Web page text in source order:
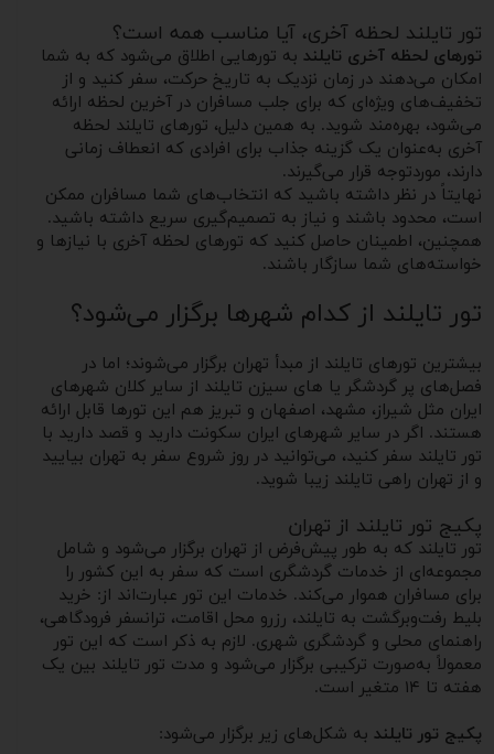
تور تایلند لحظه آخری، آیا مناسب همه است؟
تورهای لحظه آخری تایلند به تورهایی اطلاق می‌شود که به شما
امکان می‌دهند در زمان نزدیک به تاریخ حرکت، سفر کنید و از
تخفیف‌های ویژه‌ای که برای جلب مسافران در آخرین لحظه ارائه
می‌شود، بهره‌مند شوید. به همین دلیل، تورهای تایلند لحظه
آخری به‌عنوان یک گزینه جذاب برای افرادی که انعطاف زمانی
دارند، موردتوجه قرار می‌گیرند.
نهایتاً در نظر داشته باشید که انتخاب‌های شما مسافران ممکن
است، محدود باشند و نیاز به تصمیم‌گیری سریع داشته باشید.
همچنین، اطمینان حاصل کنید که تورهای لحظه آخری با نیازها و
خواسته‌های شما سازگار باشند.
تور تایلند از کدام شهرها برگزار می‌شود؟
بیشترین تورهای تایلند از مبدأ تهران برگزار می‌شوند؛ اما در
فصل‌های پر گردشگر یا های سیزن تایلند از سایر کلان ‌شهرهای
ایران مثل شیراز، مشهد، اصفهان و تبریز هم این تورها قابل ‌ارائه
هستند. اگر در سایر شهرهای ایران سکونت دارید و قصد دارید با
تور تایلند سفر کنید، می‌توانید در روز شروع سفر به تهران بیایید
و از تهران راهی تایلند زیبا شوید.
پکیج تور تایلند از تهران
تور تایلند که به طور پیش‌فرض از تهران برگزار می‌شود و شامل
مجموعه‌ای از خدمات گردشگری است که سفر به این کشور را
برای مسافران هموار می‌کند. خدمات این تور عبارت‌اند از: خرید
بلیط رفت‌وبرگشت به تایلند، رزرو محل اقامت، ترانسفر فرودگاهی،
راهنمای محلی و گردشگری شهری. لازم به ذکر است که این تور
معمولاً به‌صورت ترکیبی برگزار می‌شود و مدت تور تایلند بین یک
هفته تا ۱۴ متغیر است.
پکیج تور تایلند به شکل‌های زیر برگزار می‌شود: